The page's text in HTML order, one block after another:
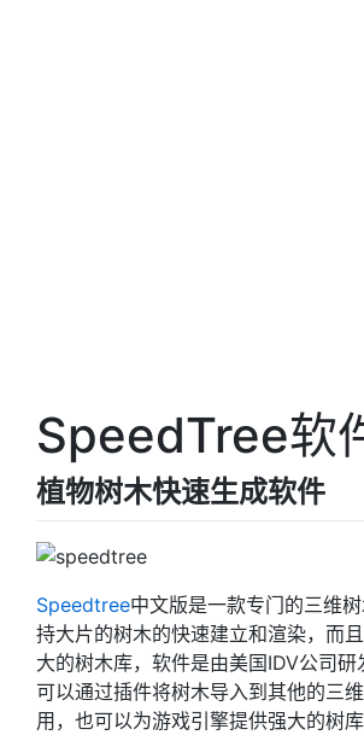
SpeedTree软
植物树木快速生成软件
Speedtree中文版是一款专门的三维
持大片的树木的快速建立和渲染，而
大的树木库，软件是由美国IDV公司研
可以通过插件将树木导入到其他的三
用，也可以为游戏引擎提供强大的树